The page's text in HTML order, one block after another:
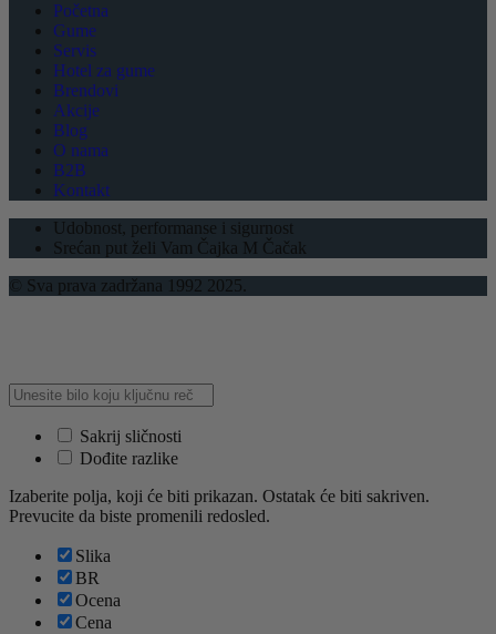
Početna
Gume
Servis
Hotel za gume
Brendovi
Akcije
Blog
O nama
B2B
Kontakt
Udobnost, performanse i sigurnost
Srećan put želi Vam Čajka M Čačak
© Sva prava zadržana 1992 2025.
Sakrij sličnosti
Dođite razlike
Izaberite polja, koji će biti prikazan. Ostatak će biti sakriven.
Prevucite da biste promenili redosled.
Slika
BR
Ocena
Cena